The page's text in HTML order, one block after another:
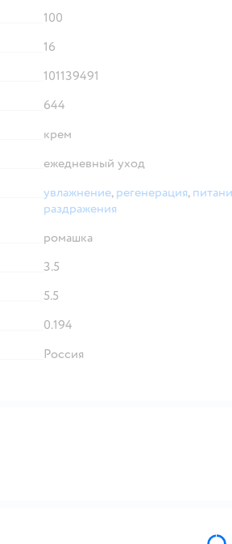
100
16
101139491
644
крем
ежедневный уход
увлажнение, регенерация,
раздражения
ромашка
3.5
5.5
0.194
Россия